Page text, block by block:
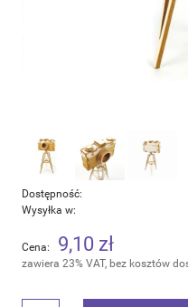
Dostępność:
Wysyłka w:
Cena: 9,10 zł
zawiera 23% VAT, bez kosztów